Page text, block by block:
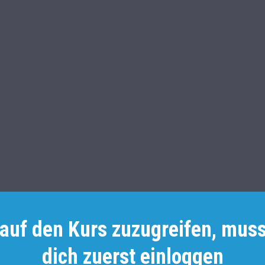
den Kurs zuzugreifen,
dich zuerst einloggen